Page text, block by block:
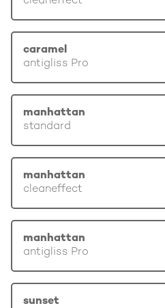
caramel
antigliss Pro
manhattan
standard
manhattan
cleaneffect
manhattan
antigliss Pro
sunset